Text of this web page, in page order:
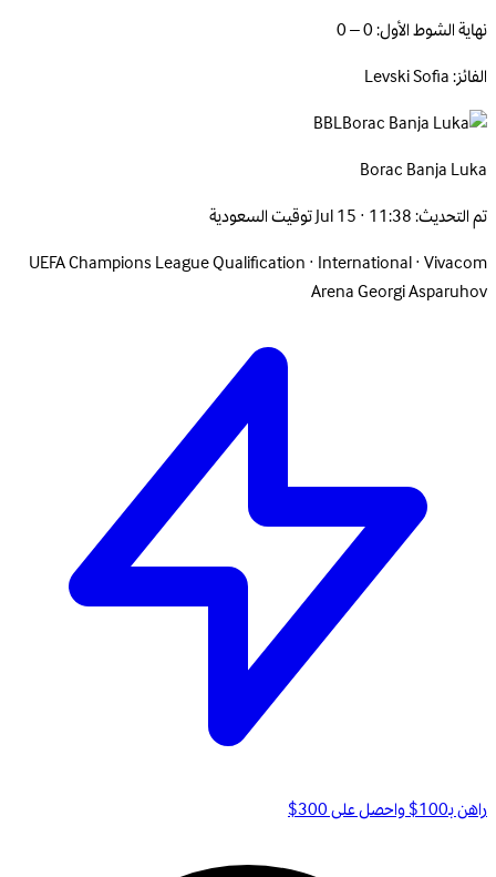
نهاية الشوط الأول: 0 – 0
الفائز: Levski Sofia
BBL
Borac BanjaLuka
تم التحديث:Jul 15 · 11:38 توقيت السعودية
UEFA Champions League Qualification· International·Vivacom
Arena Georgi Asparuhov
راهن بـ100$ واحصل على 300$